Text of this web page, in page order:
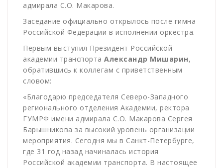
адмирала С.О. Макарова.
Заседание официально открылось после гимна
Российской Федерации в исполнении оркестра.
Первым выступил Президент Российской
академии транспорта Александр Мишарин,
обратившись к коллегам с приветственным
словом:
«Благодарю председателя Северо-Западного
регионального отделения Академии, ректора
ГУМРФ имени адмирала С.О. Макарова Сергея
Барышникова за высокий уровень организации
мероприятия. Сегодня мы в Санкт-Петербурге,
где 31 год назад начиналась история
Российской академии транспорта. В настоящее